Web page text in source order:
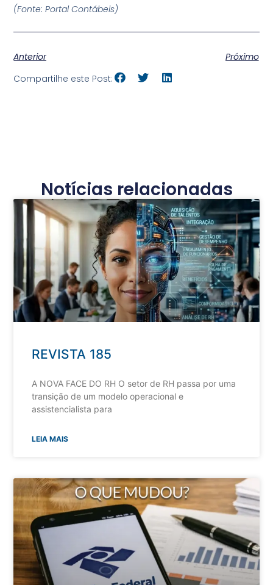
(Fonte: Portal Contábeis)
Anterior
Próximo
Compartilhe este Post:
Notícias relacionadas
REVISTA 185
A NOVA FACE DO RH O setor de RH passa por uma
transição de um modelo operacional e
assistencialista para
LEIA MAIS